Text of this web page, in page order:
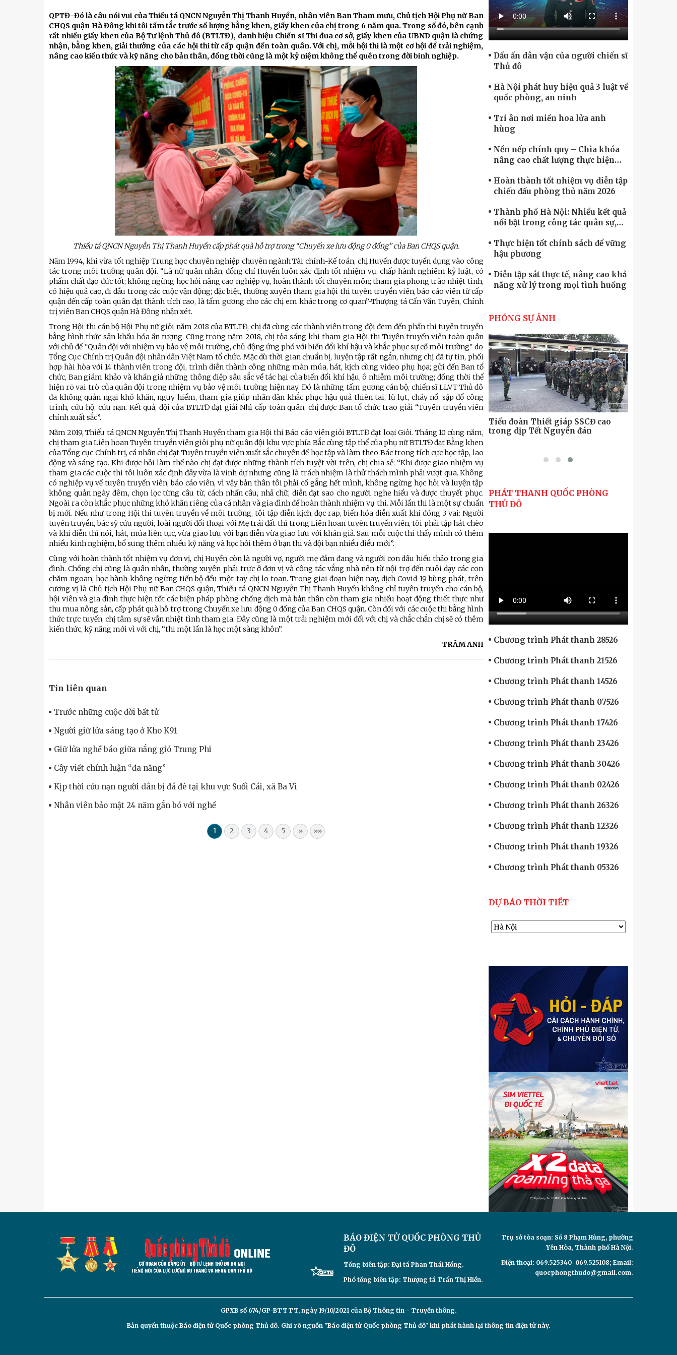
Hậu phương quân đội
Giáo dục Quốc phòng và An ninh
Cải cách hành chính, Chính phủ điện tử, Chuyển đổi số
QPTĐ-Đó là câu nói vui của Thiếu tá QNCN Nguyễn Thị Thanh Huyền, nhân viên Ban Tham mưu, Chủ tịch Hội Phụ nữ Ban
CHQS quận Hà Đông khi tôi tấm tắc trước số lượng bằng khen, giấy khen của chị trong 6 năm qua. Trong số đó, bên cạnh
rất nhiều giấy khen của Bộ Tư lệnh Thủ đô (BTLTĐ), danh hiệu Chiến sĩ Thi đua cơ sở, giấy khen của UBND quận là chứng
nhận, bằng khen, giải thưởng của các hội thi từ cấp quận đến toàn quân. Với chị, mỗi hội thi là một cơ hội để trải nghiệm,
nâng cao kiến thức và kỹ năng cho bản thân, đồng thời cũng là một kỷ niệm không thể quên trong đời binh nghiệp.
Thiếu tá QNCN Nguyễn Thị Thanh Huyền cấp phát quà hỗ trợ trong “Chuyến xe lưu động 0 đồng” của Ban CHQS quận.
Năm 1994, khi vừa tốt nghiệp Trung học chuyên nghiệp chuyên ngành Tài chính-Kế toán, chị Huyền được tuyển dụng vào công
tác trong môi trường quân đội. “Là nữ quân nhân, đồng chí Huyền luôn xác định tốt nhiệm vụ, chấp hành nghiêm kỷ luật, có
phẩm chất đạo đức tốt; không ngừng học hỏi nâng cao nghiệp vụ, hoàn thành tốt chuyên môn; tham gia phong trào nhiệt tình,
có hiệu quả cao, đi đầu trong các cuộc vận động; đặc biệt, thường xuyên tham gia hội thi tuyên truyền viên, báo cáo viên từ cấp
quận đến cấp toàn quân đạt thành tích cao, là tấm gương cho các chị em khác trong cơ quan”-Thượng tá Cấn Văn Tuyên, Chính
trị viên Ban CHQS quận Hà Đông nhận xét.
Trong Hội thi cán bộ Hội Phụ nữ giỏi năm 2018 của BTLTĐ, chị đã cùng các thành viên trong đội đem đến phần thi tuyên truyền
bằng hình thức sân khấu hóa ấn tượng. Cũng trong năm 2018, chị tỏa sáng khi tham gia Hội thi Tuyên truyền viên toàn quân
với chủ đề "Quân đội với nhiệm vụ bảo vệ môi trường, chủ động ứng phó với biến đổi khí hậu và khắc phục sự cố môi trường" do
Tổng Cục Chính trị Quân đội nhân dân Việt Nam tổ chức. Mặc dù thời gian chuẩn bị, luyện tập rất ngắn, nhưng chị đã tự tin, phối
hợp hài hòa với 14 thành viên trong đội, trình diễn thành công những màn múa, hát, kịch cùng video phụ họa; gửi đến Ban tổ
chức, Ban giám khảo và khán giả những thông điệp sâu sắc về tác hại của biến đổi khí hậu, ô nhiễm môi trường; đồng thời thể
hiện rõ vai trò của quân đội trong nhiệm vụ bảo vệ môi trường hiện nay. Đó là những tấm gương cán bộ, chiến sĩ LLVT Thủ đô
đã không quản ngại khó khăn, nguy hiểm, tham gia giúp nhân dân khắc phục hậu quả thiên tai, lũ lụt, cháy nổ, sập đổ công
trình, cứu hộ, cứu nạn. Kết quả, đội của BTLTĐ đạt giải Nhì cấp toàn quân, chị được Ban tổ chức trao giải “Tuyên truyền viên
chính xuất sắc”.
Năm 2019, Thiếu tá QNCN Nguyễn Thị Thanh Huyền tham gia Hội thi Báo cáo viên giỏi BTLTĐ đạt loại Giỏi. Tháng 10 cùng năm,
chị tham gia Liên hoan Tuyên truyền viên giỏi phụ nữ quân đội khu vực phía Bắc cùng tập thể của phụ nữ BTLTĐ đạt Bằng khen
của Tổng cục Chính trị, cá nhân chị đạt Tuyên truyền viên xuất sắc chuyên đề học tập và làm theo Bác trong tích cực học tập, lao
động và sáng tạo. Khi được hỏi làm thế nào chị đạt được những thành tích tuyệt vời trên, chị chia sẻ: “Khi được giao nhiệm vụ
tham gia các cuộc thi tôi luôn xác định đây vừa là vinh dự nhưng cũng là trách nhiệm là thử thách mình phải vượt qua. Không
có nghiệp vụ về tuyên truyền viên, báo cáo viên, vì vậy bản thân tôi phải cố gắng hết mình, không ngừng học hỏi và luyện tập
không quản ngày đêm, chọn lọc từng câu từ, cách nhấn câu, nhả chữ, diễn đạt sao cho người nghe hiểu và được thuyết phục.
Ngoài ra còn khắc phục những khó khăn riêng của cá nhân và gia đình để hoàn thành nhiệm vụ thi. Mỗi lần thi là một sự chuẩn
bị mới. Nếu như trong Hội thi tuyên truyền về môi trường, tôi tập diễn kịch, đọc rap, biến hóa diễn xuất khi đóng 3 vai: Người
tuyên truyền, bác sỹ cứu người, loài người đối thoại với Mẹ trái đất thì trong Liên hoan tuyên truyền viên, tôi phải tập hát chèo
và khi diễn thì nói, hát, múa liên tục, vừa giao lưu với bạn diễn vừa giao lưu với khán giả. Sau mỗi cuộc thi thấy mình có thêm
nhiều kinh nghiệm, bổ sung thêm nhiều kỹ năng và học hỏi thêm ở bạn thi và đội bạn nhiều điều mới”.
Cùng với hoàn thành tốt nhiệm vụ đơn vị, chị Huyền còn là người vợ, người mẹ đảm đang và người con dâu hiếu thảo trong gia
đình. Chồng chị cũng là quân nhân, thường xuyên phải trực ở đơn vị và công tác vắng nhà nên từ nội trợ đến nuôi dạy các con
chăm ngoan, học hành không ngừng tiến bộ đều một tay chị lo toan. Trong giai đoạn hiện nay, dịch Covid-19 bùng phát, trên
cương vị là Chủ tịch Hội Phụ nữ Ban CHQS quận, Thiếu tá QNCN Nguyễn Thị Thanh Huyền không chỉ tuyên truyền cho cán bộ,
hội viên và gia đình thực hiện tốt các biện pháp phòng chống dịch mà bản thân còn tham gia nhiều hoạt động thiết thực như
thu mua nông sản, cấp phát quà hỗ trợ trong Chuyến xe lưu động 0 đồng của Ban CHQS quận. Còn đối với các cuộc thi bằng hình
thức trực tuyến, chị tâm sự sẽ vẫn nhiệt tình tham gia. Đây cũng là một trải nghiệm mới đối với chị và chắc chắn chị sẽ có thêm
kiến thức, kỹ năng mới vì với chị, “thi một lần là học một sàng khôn”.
TRÂM ANH
Tin liên quan
Trước những cuộc đời bất tử
Người giữ lửa sáng tạo ở Kho K91
Giữ lửa nghề báo giữa nắng gió Trung Phi
Cây viết chính luận “đa năng”
Kịp thời cứu nạn người dân bị đá đè tại khu vực Suối Cái, xã Ba Vì
Nhân viên bảo mật 24 năm gắn bó với nghề
1 2 3 4 5 » »»
Dấu ấn dân vận của người chiến sĩ
Thủ đô
Hà Nội phát huy hiệu quả 3 luật về
quốc phòng, an ninh
Tri ân nơi miền hoa lửa anh
hùng
Nền nếp chính quy – Chìa khóa
nâng cao chất lượng thực hiện
Hoàn thành tốt nhiệm vụ diễn tập
chiến đấu phòng thủ năm 2026
Thành phố Hà Nội: Nhiều kết quả
nổi bật trong công tác quân sự,
Thực hiện tốt chính sách để vững
hậu phương
Diễn tập sát thực tế, nâng cao khả
năng xử lý trong mọi tình huống
vệ “vững mạnh, rộng khắp” ngay
Trung đoàn Pháo binh 452: Huấn
luyện giỏi nâng cao sức mạnh
chiến đấu
Tiểu đoàn Thiết giáp hoàn thành
tốt diễn tập chiến thuật có bắn đạn
thật
Nơi sinh viên rèn ý trí, luyện kỹ
năng
PHÓNG SỰ ẢNH
Tiểu đoàn Thiết giáp SSCĐ cao
trong dịp Tết Nguyên đán
chính trị-xã hội thành phố Hà Nội
thăm, động viên chiến sĩ mới
Tiểu đoàn Thiết giáp SSCĐ cao
trong dịp Tết Nguyên đán
PHÁT THANH QUỐC PHÒNG
THỦ ĐÔ
Chương trình Phát thanh 28526
Chương trình Phát thanh 21526
Chương trình Phát thanh 14526
Chương trình Phát thanh 07526
Chương trình Phát thanh 17426
Chương trình Phát thanh 23426
Chương trình Phát thanh 30426
Chương trình Phát thanh 02426
Chương trình Phát thanh 26326
Chương trình Phát thanh 12326
Chương trình Phát thanh 19326
Chương trình Phát thanh 05326
DỰ BÁO THỜI TIẾT
BÁO ĐIỆN TỬQUỐC PHÒNG THỦ
ĐÔ
Tổng biên tập: Đại tá Phan Thái Hồng.
Phó tổng biên tập: Thượng tá Trần Thị Hiền.
Trụ sở tòa soạn: Số 8 Phạm Hùng, phường
Yên Hòa, Thành phố Hà Nội.
Điện thoại: 069.525340-069.525108; Email:
quocphongthudo@gmail.com.
GPXB số 674/GP-BTTTT, ngày 19/10/2021 của Bộ Thông tin - Truyền thông.
Bản quyền thuộc Báo điện tửQuốc phòng Thủ đô. Ghi rõ nguồn "Báo điện tử Quốc phòng Thủ đô" khi phát hành lại thông tin điện tử này.